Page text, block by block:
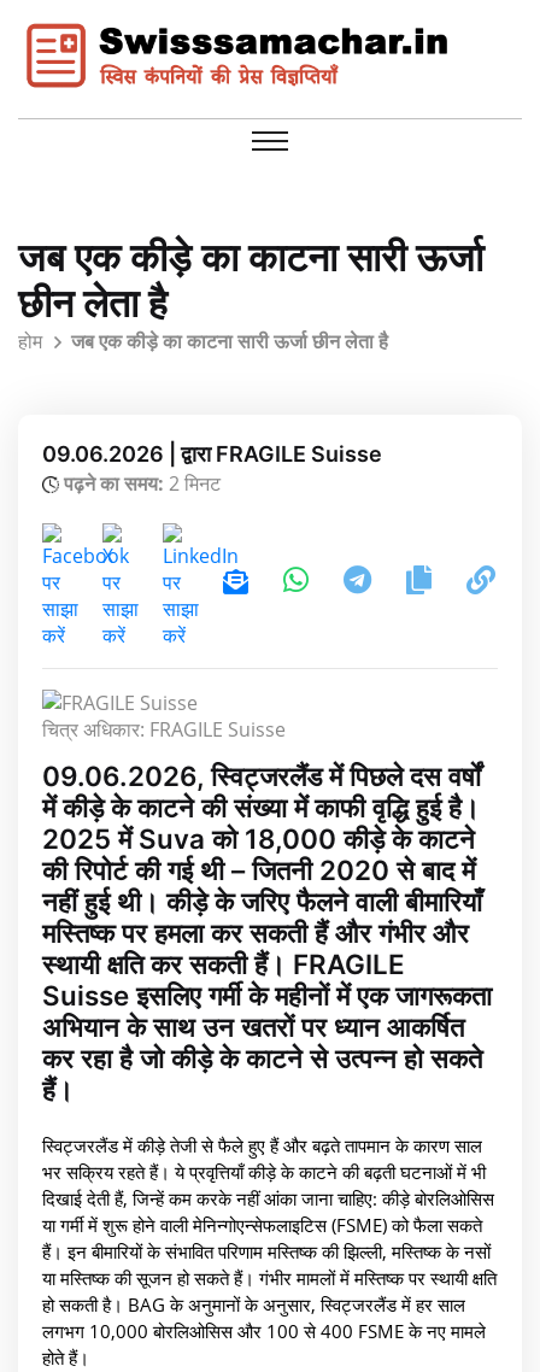
जब एक कीड़े का काटना सारी ऊर्जा
छीन लेता है
होम जब एक कीड़े का काटना सारी ऊर्जा छीन लेता है
09.06.2026 | द्वारा FRAGILE Suisse
पढ़ने का समय: 2 मिनट
चित्र अधिकार: FRAGILE Suisse
09.06.2026, स्विट्जरलैंड में पिछले दस वर्षों
में कीड़े के काटने की संख्या में काफी वृद्धि हुई है।
2025 में Suva को 18,000 कीड़े के काटने
की रिपोर्ट की गई थी – जितनी 2020 से बाद में
नहीं हुई थी। कीड़े के जरिए फैलने वाली बीमारियाँ
मस्तिष्क पर हमला कर सकती हैं और गंभीर और
स्थायी क्षति कर सकती हैं। FRAGILE
Suisse इसलिए गर्मी के महीनों में एक जागरूकता
अभियान के साथ उन खतरों पर ध्यान आकर्षित
कर रहा है जो कीड़े के काटने से उत्पन्न हो सकते
हैं।
स्विट्जरलैंड में कीड़े तेजी से फैले हुए हैं और बढ़ते तापमान के कारण साल
भर सक्रिय रहते हैं। ये प्रवृत्तियाँ कीड़े के काटने की बढ़ती घटनाओं में भी
दिखाई देती हैं, जिन्हें कम करके नहीं आंका जाना चाहिए: कीड़े बोरलिओसिस
या गर्मी में शुरू होने वाली मेनिन्गोएन्सेफलाइटिस (FSME) को फैला सकते
हैं। इन बीमारियों के संभावित परिणाम मस्तिष्क की झिल्ली, मस्तिष्क के नसों
या मस्तिष्क की सूजन हो सकते हैं। गंभीर मामलों में मस्तिष्क पर स्थायी क्षति
हो सकती है। BAG के अनुमानों के अनुसार, स्विट्जरलैंड में हर साल
लगभग 10,000 बोरलिओसिस और 100 से 400 FSME के नए मामले
होते हैं।